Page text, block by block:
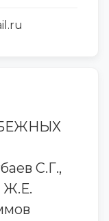
С.Г.,
Ж.Е.